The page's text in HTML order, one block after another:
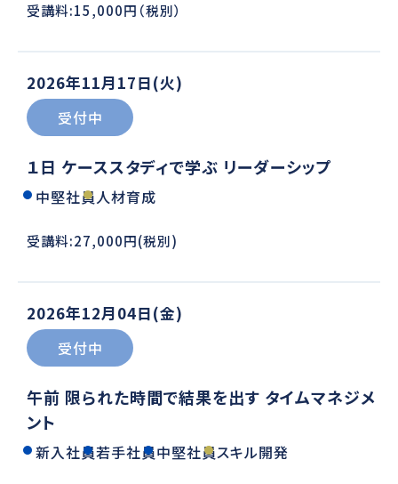
受講料:15,000円（税別）
2026年11月17日(火)
受付中
１日 ケーススタディで学ぶ リーダーシップ
中堅社員人材育成
受講料:27,000円(税別)
2026年12月04日(金)
受付中
午前 限られた時間で結果を出す タイムマネジメ
ント
新入社員若手社員中堅社員スキル開発